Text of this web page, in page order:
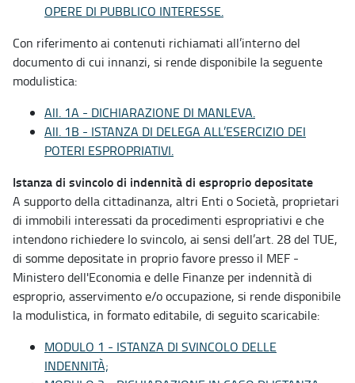
OPERE DI PUBBLICO INTERESSE.
Con riferimento ai contenuti richiamati all’interno del
documento di cui innanzi, si rende disponibile la seguente
modulistica:
All. 1A - DICHIARAZIONE DI MANLEVA.
All. 1B - ISTANZA DI DELEGA ALL’ESERCIZIO DEI
POTERI ESPROPRIATIVI.
Istanza di svincolo di indennità di esproprio depositate
A supporto della cittadinanza, altri Enti o Società, proprietari
di immobili interessati da procedimenti espropriativi e che
intendono richiedere lo svincolo, ai sensi dell’art. 28 del TUE,
di somme depositate in proprio favore presso il MEF -
Ministero dell'Economia e delle Finanze per indennità di
esproprio, asservimento e/o occupazione, si rende disponibile
la modulistica, in formato editabile, di seguito scaricabile:
MODULO 1 - ISTANZA DI SVINCOLO DELLE
INDENNITÀ;